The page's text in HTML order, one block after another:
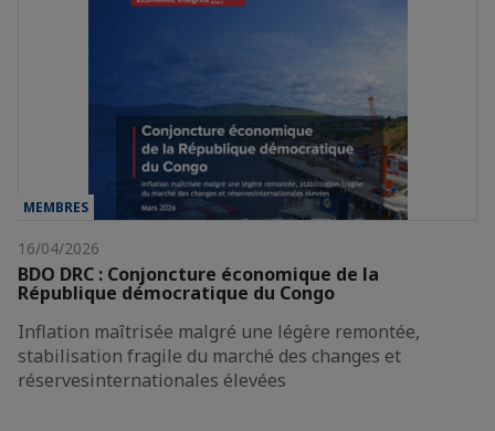
MEMBRES
16/04/2026
BDO DRC : Conjoncture économique de la
République démocratique du Congo
Inflation maîtrisée malgré une légère remontée,
stabilisation fragile du marché des changes et
réservesinternationales élevées